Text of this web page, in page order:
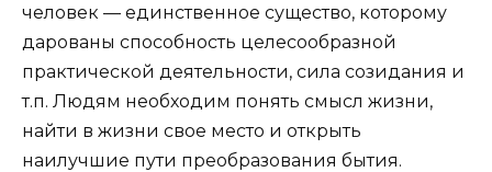
человек — единственное существо, которому
дарованы способность целесообразной
практической деятельности, сила созидания и
т.п. Людям необходим понять смысл жизни,
найти в жизни свое место и открыть
наилучшие пути преобразования бытия.